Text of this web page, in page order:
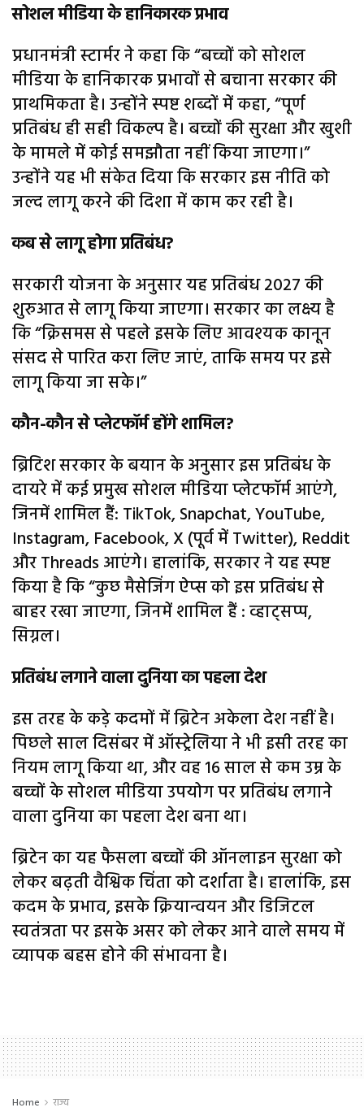
सोशल मीडिया के हानिकारक प्रभाव
प्रधानमंत्री स्टार्मर ने कहा कि “बच्चों को सोशल
मीडिया के हानिकारक प्रभावों से बचाना सरकार की
प्राथमिकता है। उन्होंने स्पष्ट शब्दों में कहा, “पूर्ण
प्रतिबंध ही सही विकल्प है। बच्चों की सुरक्षा और खुशी
के मामले में कोई समझौता नहीं किया जाएगा।”
उन्होंने यह भी संकेत दिया कि सरकार इस नीति को
जल्द लागू करने की दिशा में काम कर रही है।
कब से लागू होगा प्रतिबंध?
सरकारी योजना के अनुसार यह प्रतिबंध 2027 की
शुरुआत से लागू किया जाएगा। सरकार का लक्ष्य है
कि “क्रिसमस से पहले इसके लिए आवश्यक कानून
संसद से पारित करा लिए जाएं, ताकि समय पर इसे
लागू किया जा सके।”
कौन-कौन से प्लेटफॉर्म होंगे शामिल?
ब्रिटिश सरकार के बयान के अनुसार इस प्रतिबंध के
दायरे में कई प्रमुख सोशल मीडिया प्लेटफॉर्म आएंगे,
जिनमें शामिल हैं: TikTok, Snapchat, YouTube,
Instagram, Facebook, X (पूर्व में Twitter), Reddit
और Threads आएंगे। हालांकि, सरकार ने यह स्पष्ट
किया है कि “कुछ मैसेजिंग ऐप्स को इस प्रतिबंध से
बाहर रखा जाएगा, जिनमें शामिल हैं : व्हाट्सप्प,
सिग्नल।
प्रतिबंध लगाने वाला दुनिया का पहला देश
इस तरह के कड़े कदमों में ब्रिटेन अकेला देश नहीं है।
पिछले साल दिसंबर में ऑस्ट्रेलिया ने भी इसी तरह का
नियम लागू किया था, और वह 16 साल से कम उम्र के
बच्चों के सोशल मीडिया उपयोग पर प्रतिबंध लगाने
वाला दुनिया का पहला देश बना था।
ब्रिटेन का यह फैसला बच्चों की ऑनलाइन सुरक्षा को
लेकर बढ़ती वैश्विक चिंता को दर्शाता है। हालांकि, इस
कदम के प्रभाव, इसके क्रियान्वयन और डिजिटल
स्वतंत्रता पर इसके असर को लेकर आने वाले समय में
व्यापक बहस होने की संभावना है।
Home राज्य